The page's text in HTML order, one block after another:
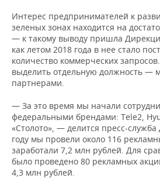
Интерес предпринимателей к
зеленых зонах находится на
— к такому выводу пришла
как летом 2018 года в нее стало
количество коммерческих
выделить отдельную должность —
партнерами.
— За это время мы начали
федеральными брендами: Tele2,
«Столото», — делится пресс-
году мы провели около 116
заработали 7,2 млн рублей. Для
было проведено 80 рекламных
4,3 млн рублей.